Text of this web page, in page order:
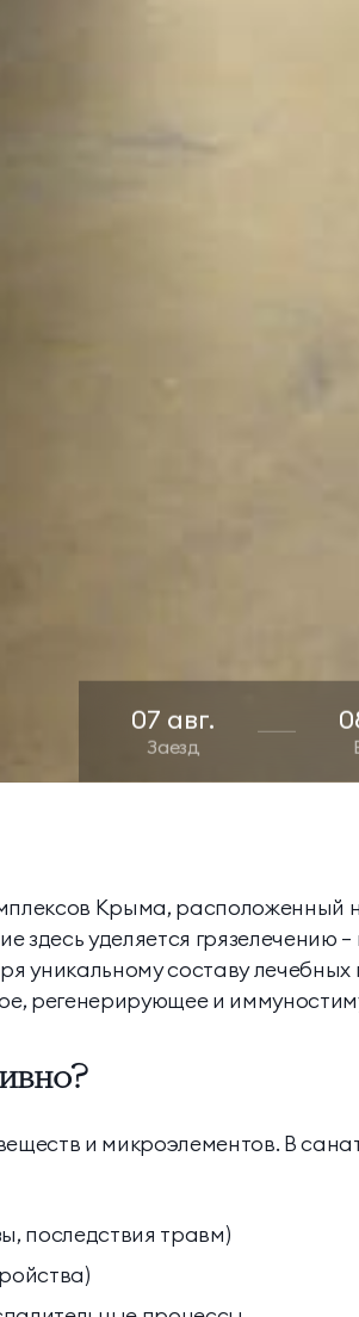
Заезд
Крыма, расположенный
уделяется грязелечению
составу лечебных
регенерирующее и
и микроэлементов. В
последствия травм)